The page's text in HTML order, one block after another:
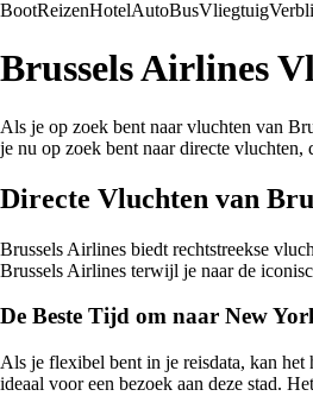
BootReizenHotelAutoBusVliegtuig
Brussels Airlines
Als je op zoek bent naar vluchten van
je nu op zoek bent naar directe
Directe Vluchten van
Brussels Airlines biedt rechtstreekse
Brussels Airlines terwijl je naar de
De Beste Tijd om naar New
Als je flexibel bent in je reisdata, kan het
ideaal voor een bezoek aan deze stad.